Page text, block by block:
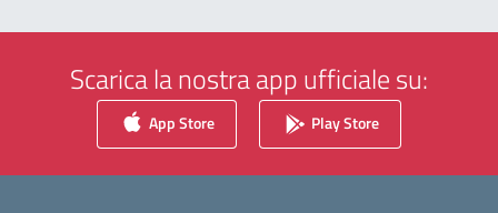
Scarica la nostra app ufficiale su:
App Store Play Store